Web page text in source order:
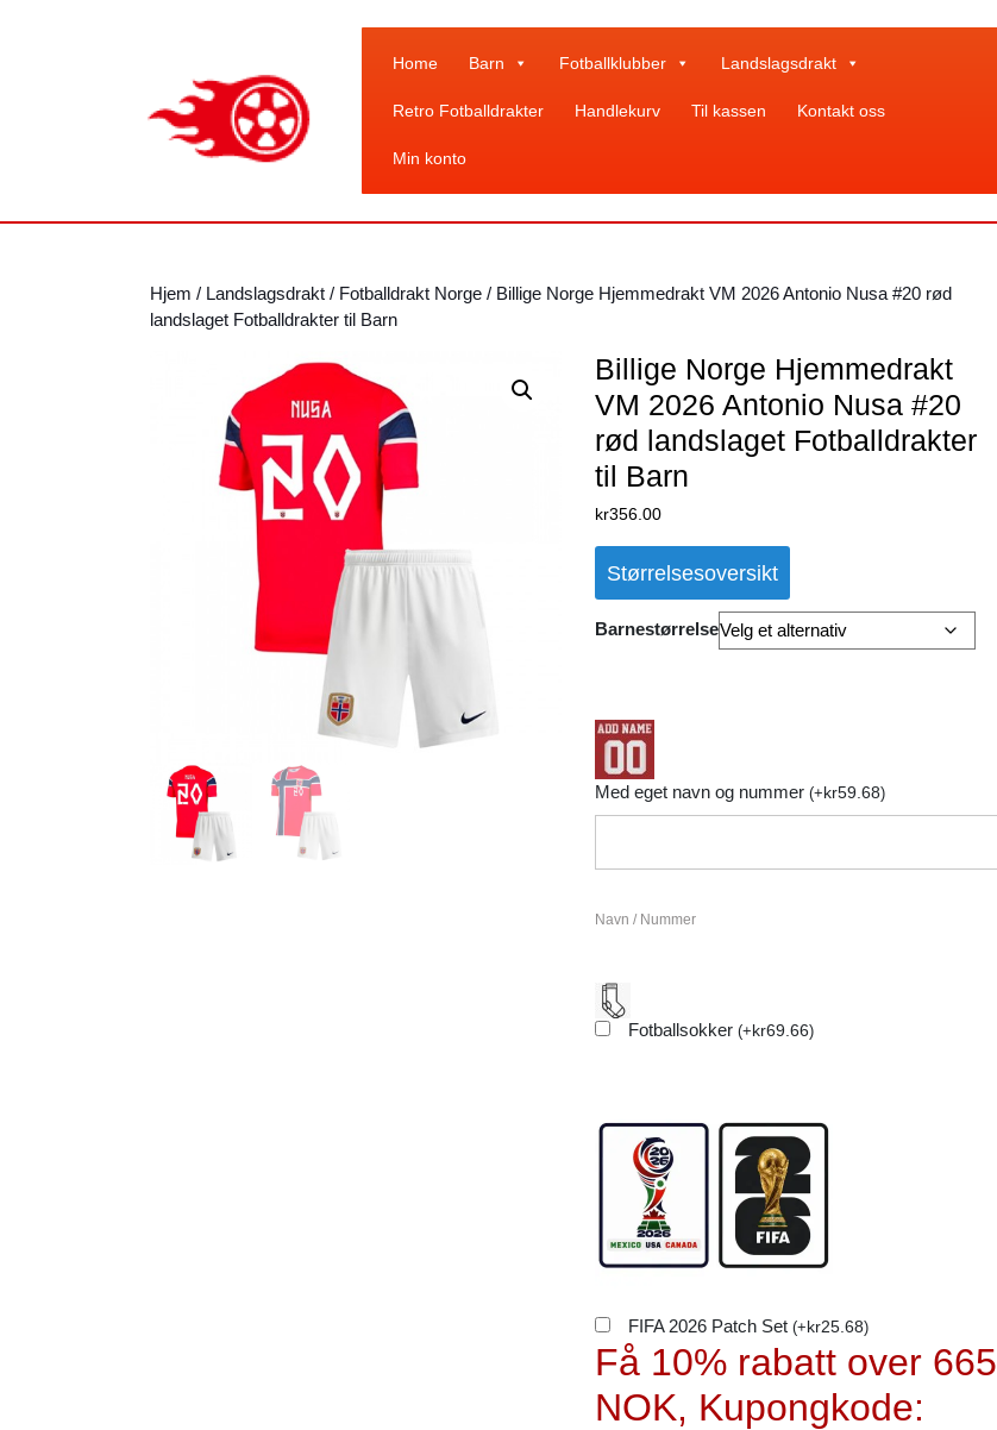
Home Barn Fotballklubber Landslagsdrakt
Retro Fotballdrakter Handlekurv Til kassen Kontakt oss
Min konto
Hjem / Landslagsdrakt / Fotballdrakt Norge / Billige Norge Hjemmedrakt VM 2026 Antonio Nusa #20 rød
landslaget Fotballdrakter til Barn
Billige Norge Hjemmedrakt
VM 2026 Antonio Nusa #20
rød landslaget Fotballdrakter
til Barn
kr356.00
Størrelsesoversikt
Barnestørrelse
Med eget navn og nummer(+kr59.68)
Navn / Nummer
Fotballsokker(+kr69.66)
FIFA 2026 Patch Set(+kr25.68)
Få 10% rabatt over 665
NOK, Kupongkode: